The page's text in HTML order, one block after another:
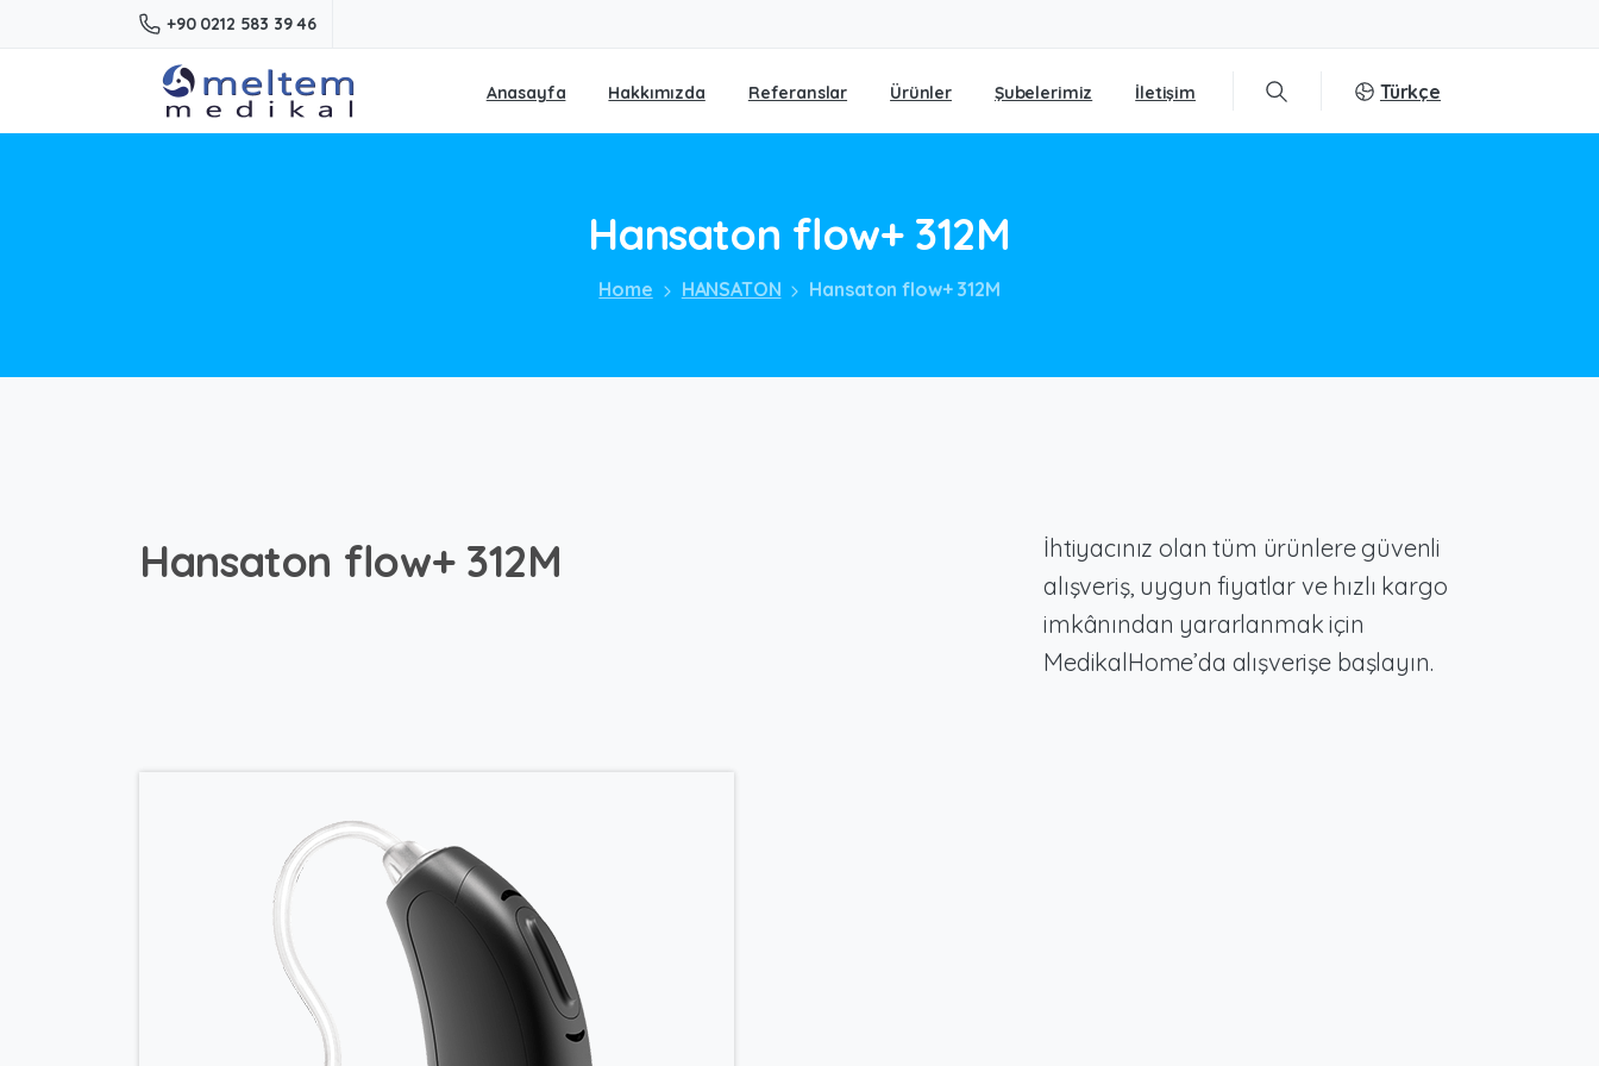
+90 0212 583 39 46
Anasayfa Hakkımızda Referanslar Ürünler Şubelerimiz İletişim
Search
Türkçe
Hansaton flow+ 312M
Home HANSATON Hansaton flow+ 312M
Hansaton flow+ 312M
İhtiyacınız olan tüm ürünlere güvenli
alışveriş, uygun fiyatlar ve hızlı kargo
imkânından yararlanmak için
MedikalHome’da alışverişe başlayın.